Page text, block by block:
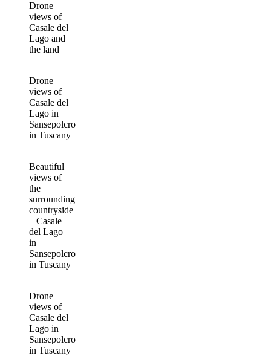
Drone
views of
Casale del
Lago and
the land
Drone
views of
Casale del
Lago in
Sansepolcro
in Tuscany
Beautiful
views of
the
surrounding
countryside
– Casale
del Lago
in
Sansepolcro
in Tuscany
Drone
views of
Casale del
Lago in
Sansepolcro
in Tuscany